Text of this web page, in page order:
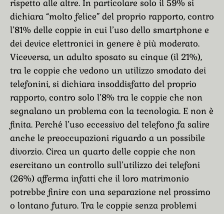
rispetto alle altre. In particolare solo il 59% si
dichiara “molto felice” del proprio rapporto, contro
l’81% delle coppie in cui l’uso dello smartphone e
dei device elettronici in genere è più moderato.
Viceversa, un adulto sposato su cinque (il 21%),
tra le coppie che vedono un utilizzo smodato dei
telefonini, si dichiara insoddisfatto del proprio
rapporto, contro solo l’8% tra le coppie che non
segnalano un problema con la tecnologia. E non è
finita. Perché l’uso eccessivo del telefono fa salire
anche le preoccupazioni riguardo a un possibile
divorzio. Circa un quarto delle coppie che non
esercitano un controllo sull’utilizzo dei telefoni
(26%) afferma infatti che il loro matrimonio
potrebbe finire con una separazione nel prossimo
o lontano futuro. Tra le coppie senza problemi